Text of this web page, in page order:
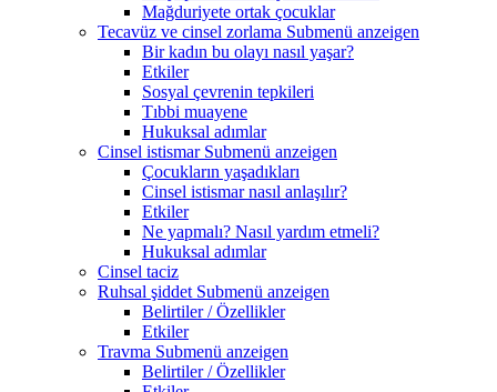
Mağduriyete ortak çocuklar
Tecavüz ve cinsel zorlama Submenü anzeigen
Bir kadın bu olayı nasıl yaşar?
Etkiler
Sosyal çevrenin tepkileri
Tıbbi muayene
Hukuksal adımlar
Cinsel istismar Submenü anzeigen
Çocukların yaşadıkları
Cinsel istismar nasıl anlaşılır?
Etkiler
Ne yapmalı? Nasıl yardım etmeli?
Hukuksal adımlar
Cinsel taciz
Ruhsal şiddet Submenü anzeigen
Belirtiler / Özellikler
Etkiler
Travma Submenü anzeigen
Belirtiler / Özellikler